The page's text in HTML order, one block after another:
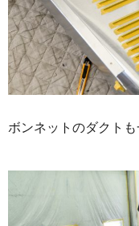
ボンネットのダクトも